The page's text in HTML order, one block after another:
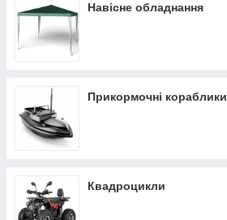
Навісне обладнання
Прикормочні кораблики
Квадроцикли